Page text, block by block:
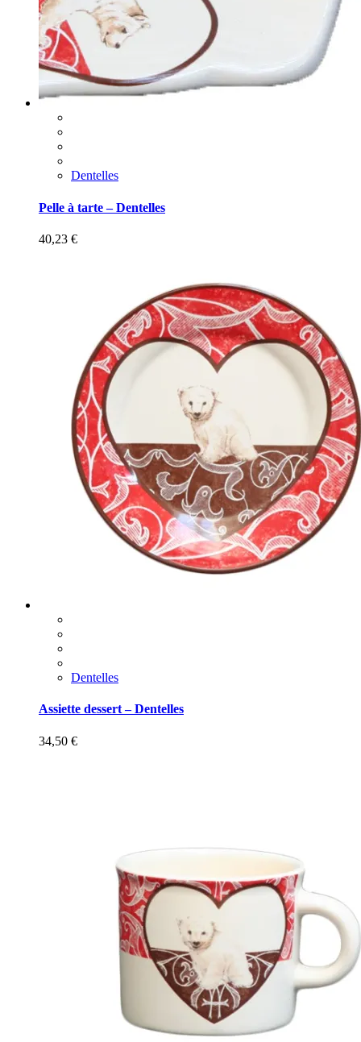
Dentelles
Pelle à tarte – Dentelles
40,23 €
Dentelles
Assiette dessert – Dentelles
34,50 €